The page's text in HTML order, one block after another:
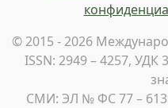
© 2015 - 2026
ISSN: 2949 – 4257, УДК
СМИ: ЭЛ № ФС 77 –